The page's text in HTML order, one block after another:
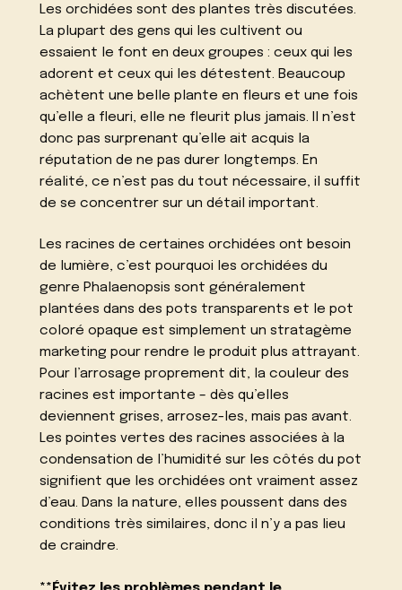
Les orchidées sont des plantes très discutées.
La plupart des gens qui les cultivent ou
essaient le font en deux groupes : ceux qui les
adorent et ceux qui les détestent. Beaucoup
achètent une belle plante en fleurs et une fois
qu’elle a fleuri, elle ne fleurit plus jamais. Il n’est
donc pas surprenant qu’elle ait acquis la
réputation de ne pas durer longtemps. En
réalité, ce n’est pas du tout nécessaire, il suffit
de se concentrer sur un détail important.
Les racines de certaines orchidées ont besoin
de lumière, c’est pourquoi les orchidées du
genre Phalaenopsis sont généralement
plantées dans des pots transparents et le pot
coloré opaque est simplement un stratagème
marketing pour rendre le produit plus attrayant.
Pour l’arrosage proprement dit, la couleur des
racines est importante – dès qu’elles
deviennent grises, arrosez-les, mais pas avant.
Les pointes vertes des racines associées à la
condensation de l’humidité sur les côtés du pot
signifient que les orchidées ont vraiment assez
d’eau. Dans la nature, elles poussent dans des
conditions très similaires, donc il n’y a pas lieu
de craindre.